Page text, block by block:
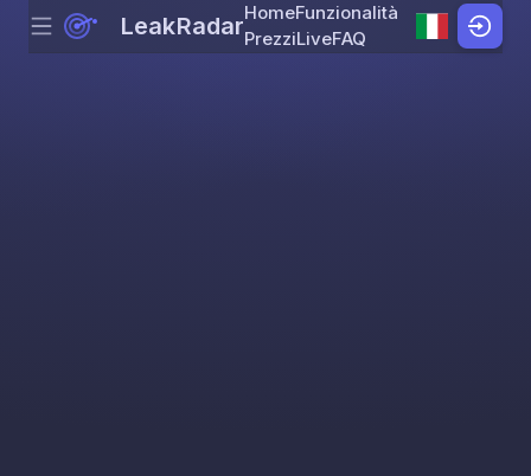
Skip to content
Menu LeakRadarHomeFunzionalità
PrezziLiveFAQ